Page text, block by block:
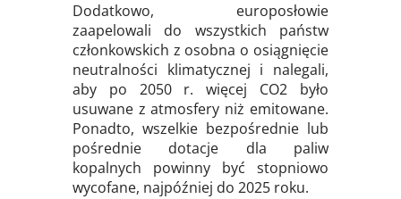
Dodatkowo, europosłowie
zaapelowali do wszystkich państw
członkowskich z osobna o osiągnięcie
neutralności klimatycznej i nalegali,
aby po 2050 r. więcej CO2 było
usuwane z atmosfery niż emitowane.
Ponadto, wszelkie bezpośrednie lub
pośrednie dotacje dla paliw
kopalnych powinny być stopniowo
wycofane, najpóźniej do 2025 roku.